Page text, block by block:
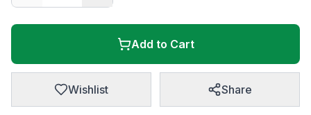
Add to Cart
Wishlist Share